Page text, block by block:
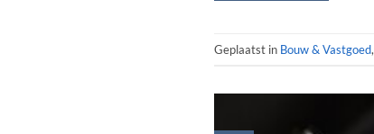
Geplaatst in Bouw & Vastgoed,